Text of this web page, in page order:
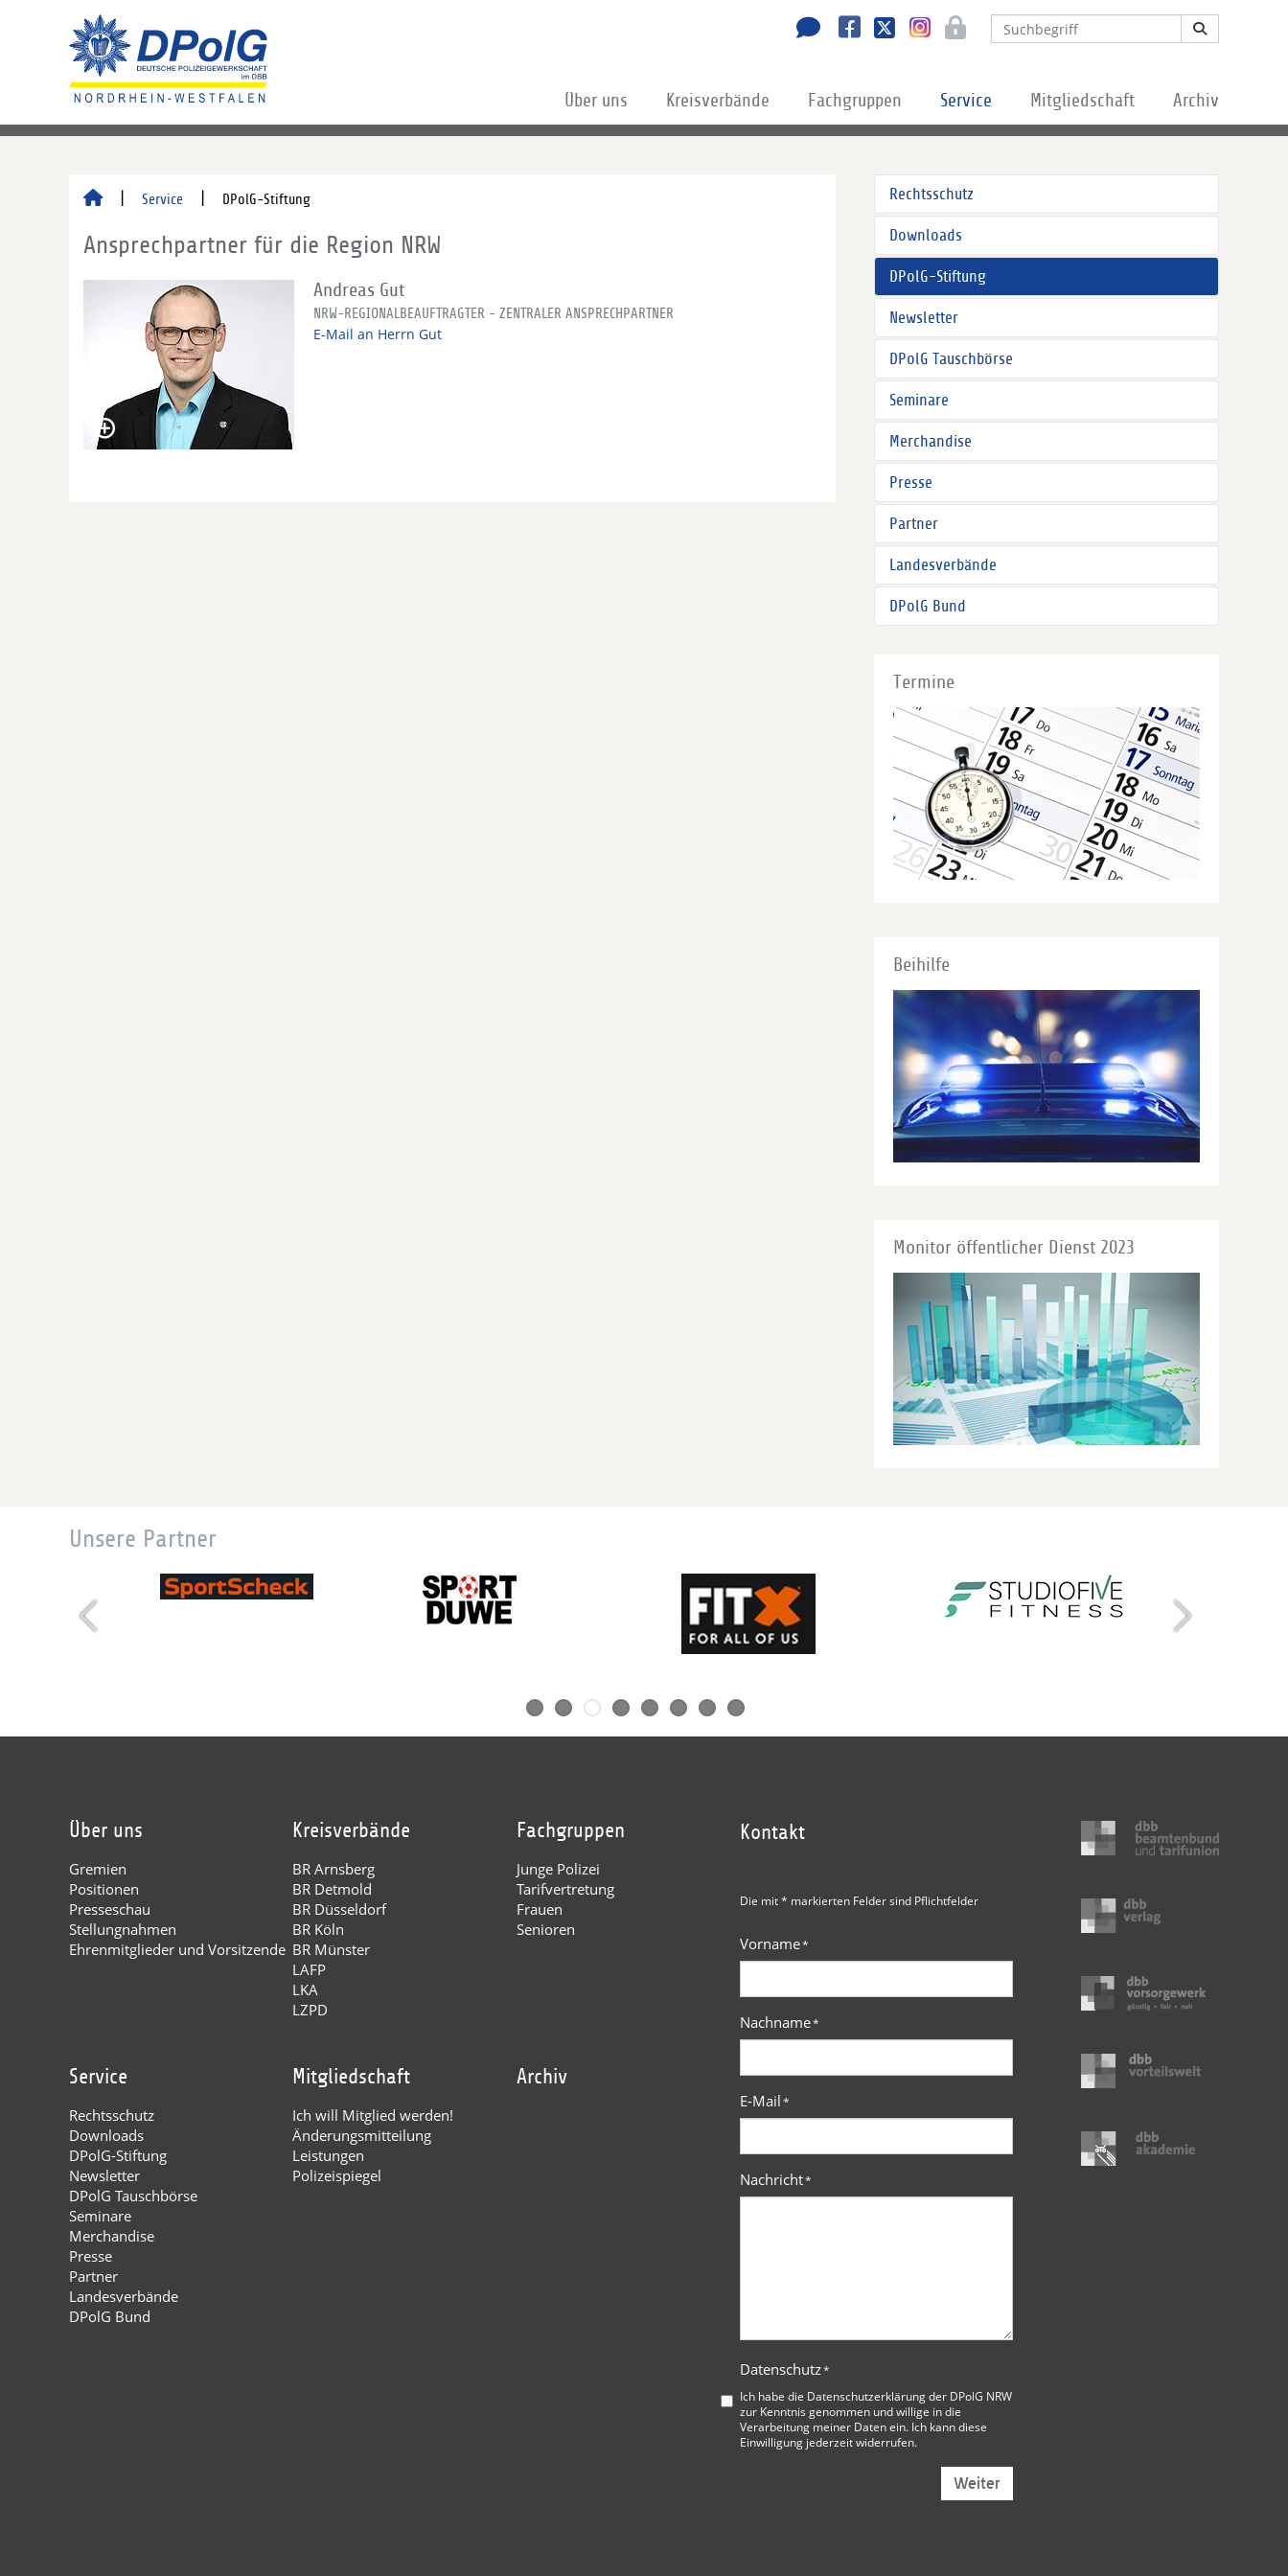
Über uns Kreisverbände Fachgruppen Service Mitgliedschaft Archiv
Service DPolG-Stiftung
Ansprechpartner für die Region NRW
Andreas Gut
NRW-REGIONALBEAUFTRAGTER - ZENTRALER ANSPRECHPARTNER
E-Mail an Herrn Gut
Rechtsschutz
Downloads
DPolG-Stiftung
Newsletter
DPolG Tauschbörse
Seminare
Merchandise
Presse
Partner
Landesverbände
DPolG Bund
Termine
Beihilfe
Monitor öffentlicher Dienst 2023
Unsere Partner
Über uns
Gremien
Positionen
Presseschau
Stellungnahmen
Ehrenmitglieder und Vorsitzende
Kreisverbände
BR Arnsberg
BR Detmold
BR Düsseldorf
BR Köln
BR Münster
LAFP
LKA
LZPD
Fachgruppen
Junge Polizei
Tarifvertretung
Frauen
Senioren
Service
Rechtsschutz
Downloads
DPolG-Stiftung
Newsletter
DPolG Tauschbörse
Seminare
Merchandise
Presse
Partner
Landesverbände
DPolG Bund
Mitgliedschaft
Ich will Mitglied werden!
Änderungsmitteilung
Leistungen
Polizeispiegel
Archiv
Kontakt
Die mit * markierten Felder sind Pflichtfelder
Vorname*
Nachname*
E-Mail*
Nachricht*
Datenschutz*
Ich habe die Datenschutzerklärung der DPolG NRW
zur Kenntnis genommen und willige in die
Verarbeitung meiner Daten ein. Ich kann diese
Einwilligung jederzeit widerrufen.
Weiter